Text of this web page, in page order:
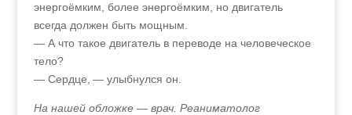
энергоёмким, более энергоёмким, но двигатель
всегда должен быть мощным.
— А что такое двигатель в переводе на человеческое
тело?
— Сердце, — улыбнулся он.
На нашей обложке — врач. Реаниматолог